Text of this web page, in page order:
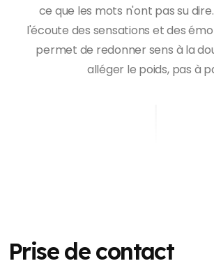
ce que les mots n'ont pas su
l'écoute des sensations et des
permet de redonner sens à la
alléger le poids, pas à
Prise de contact